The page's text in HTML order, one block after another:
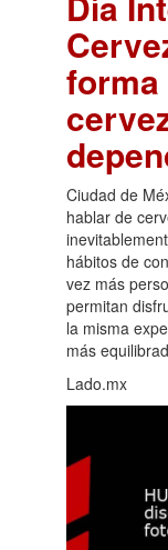
Ciudad de
hablar de
hábitos de
vez más
permitan
la misma
más
Lado.mx